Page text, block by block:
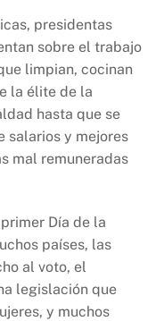
presidentas
sobre el trabajo
limpian, cocinan
la élite de la
hasta que se
salarios y mejores
mal remuneradas
Día de la
países, las
al voto, el
legislación que
y muchos